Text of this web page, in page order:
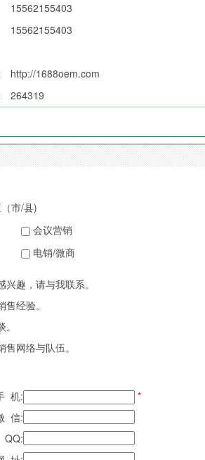
15562155403
15562155403
http://1688oem.com
264319
市/县)
会议营销
电销/微商
兴趣，请与我联系。
经验。
售网络与队伍。
机:
*
信:
QQ: